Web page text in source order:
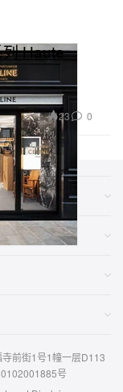
Haute
23 0
前街1号1幢一层D113
号